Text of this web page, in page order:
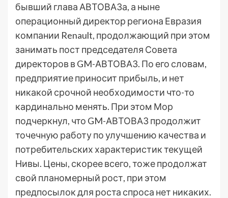
бывший глава АВТОВАЗа, а ныне
операционный директор региона Евразия
компании Renault, продолжающий при этом
занимать пост председателя Совета
директоров в GM-АВТОВАЗ. По его словам,
предприятие приносит прибыль, и нет
никакой срочной необходимости что-то
кардинально менять. При этом Мор
подчеркнул, что GM-АВТОВАЗ продолжит
точечную работу по улучшению качества и
потребительских характеристик текущей
Нивы. Цены, скорее всего, тоже продолжат
свой планомерный рост, при этом
предпосылок для роста спроса нет никаких.